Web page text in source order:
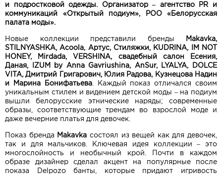
и подростковой одежды. Организатор – агентство PR и
коммуникаций «Открытый подиум», РОО «Белорусская
палата моды».
Новые коллекции представили бренды Makavka,
STILNYASHKA, Acoola, Артус, Стиляжки, KUDRINA, IM NOT
HONEY, Mirdada, VERSHINA, свадебный салон Есения,
Даная, IZUM by Anna Gavriushina, AnSur, LYALYA, DOLCE
VITA, Дмитрий Григарович, Юлия Радова, Кузнецова Надин
и Марина Бонифатьева. Каждый показ отличался своим
уникальным стилем и видением детской моды – на подиум
вышли белорусские этнические наряды; современные
образы, соответствующие трендам во взрослой моде и
даже вечерние платья для девочек.
Показ бренда Makavka состоял из вещей как для девочек,
так и для мальчиков. Ключевая идея коллекции – это
многослойность и необычный крой. Почти в каждом
образе дизайнер сделал акцент на популярные после
показа Delpozo банты, которые придают игривость